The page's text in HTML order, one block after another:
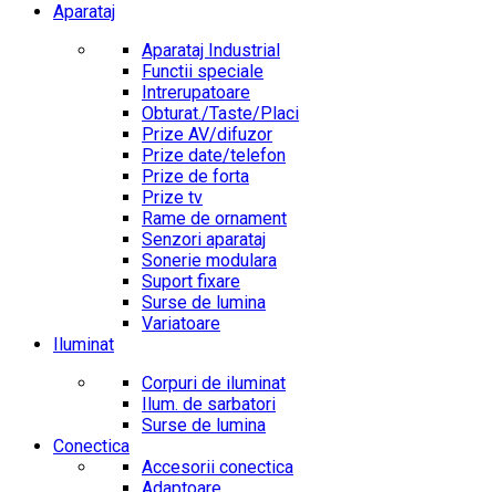
Aparataj
Aparataj Industrial
Functii speciale
Intrerupatoare
Obturat./Taste/Placi
Prize AV/difuzor
Prize date/telefon
Prize de forta
Prize tv
Rame de ornament
Senzori aparataj
Sonerie modulara
Suport fixare
Surse de lumina
Variatoare
Iluminat
Corpuri de iluminat
Ilum. de sarbatori
Surse de lumina
Conectica
Accesorii conectica